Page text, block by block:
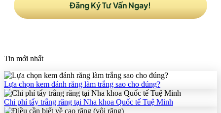
Tin mới nhất
Lựa chọn kem đánh răng làm trắng sao cho đúng?
Chi phí tẩy trắng răng tại Nha khoa Quốc tế Tuệ Minh